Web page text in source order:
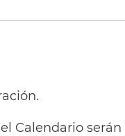
Calendario